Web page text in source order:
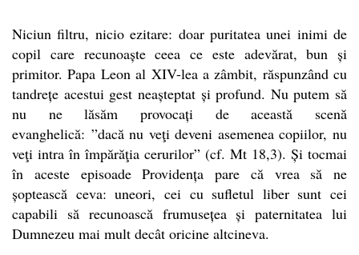
Niciun filtru, nicio ezitare: doar puritatea unei inimi de
copil care recunoaște ceea ce este adevărat, bun și
primitor. Papa Leon al XIV-lea a zâmbit, răspunzând cu
tandrețe acestui gest neașteptat și profund. Nu putem să
nu ne lăsăm provocați de această scenă
evanghelică: ”dacă nu veţi deveni asemenea copiilor, nu
veţi intra în împărăţia cerurilor” (cf. Mt 18,3). Și tocmai
în aceste episoade Providența pare că vrea să ne
șoptească ceva: uneori, cei cu sufletul liber sunt cei
capabili să recunoască frumusețea și paternitatea lui
Dumnezeu mai mult decât oricine altcineva.